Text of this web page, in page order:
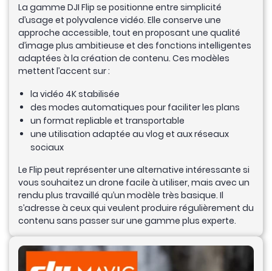
La gamme DJI Flip se positionne entre simplicité
d’usage et polyvalence vidéo. Elle conserve une
approche accessible, tout en proposant une qualité
d’image plus ambitieuse et des fonctions intelligentes
adaptées à la création de contenu. Ces modèles
mettent l’accent sur :
la vidéo 4K stabilisée
des modes automatiques pour faciliter les plans
un format repliable et transportable
une utilisation adaptée au vlog et aux réseaux
sociaux
Le Flip peut représenter une alternative intéressante si
vous souhaitez un drone facile à utiliser, mais avec un
rendu plus travaillé qu’un modèle très basique. Il
s’adresse à ceux qui veulent produire régulièrement du
contenu sans passer sur une gamme plus experte.